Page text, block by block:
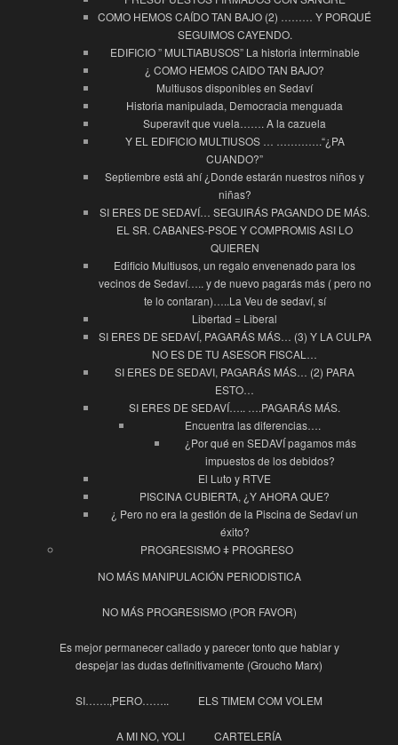
COMO HEMOS CAÍDO TAN BAJO (2) ……… Y PORQUÉ
SEGUIMOS CAYENDO.
EDIFICIO ” MULTIABUSOS” La historia interminable
¿ COMO HEMOS CAIDO TAN BAJO?
Multiusos disponibles en Sedaví
Historia manipulada, Democracia menguada
Superavit que vuela……. A la cazuela
Y EL EDIFICIO MULTIUSOS … ………….“¿PA
CUANDO?”
Septiembre está ahí ¿Donde estarán nuestros niños y
niñas?
SI ERES DE SEDAVÍ… SEGUIRÁS PAGANDO DE MÁS.
EL SR. CABANES-PSOE Y COMPROMIS ASI LO
QUIEREN
Edificio Multiusos, un regalo envenenado para los
vecinos de Sedaví….. y de nuevo pagarás más ( pero no
te lo contaran)…..La Veu de sedaví, sí
Libertad = Liberal
SI ERES DE SEDAVÍ, PAGARÁS MÁS… (3) Y LA CULPA
NO ES DE TU ASESOR FISCAL…
SI ERES DE SEDAVI, PAGARÁS MÁS… (2) PARA
ESTO…
SI ERES DE SEDAVÍ….. ….PAGARÁS MÁS.
Encuentra las diferencias….
¿Por qué en SEDAVÍ pagamos más
impuestos de los debidos?
El Luto y RTVE
PISCINA CUBIERTA, ¿Y AHORA QUE?
¿ Pero no era la gestión de la Piscina de Sedaví un
éxito?
PROGRESISMO ǂ PROGRESO
NO MÁS MANIPULACIÓN PERIODISTICA
NO MÁS PROGRESISMO (POR FAVOR)
Es mejor permanecer callado y parecer tonto que hablar y
despejar las dudas definitivamente (Groucho Marx)
SI…….,PERO…….. ELS TIMEM COM VOLEM
A MI NO, YOLI CARTELERÍA